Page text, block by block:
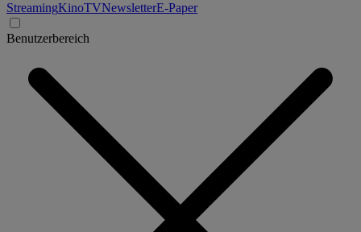
StreamingKinoTVNewsletterE-Paper
Benutzerbereich